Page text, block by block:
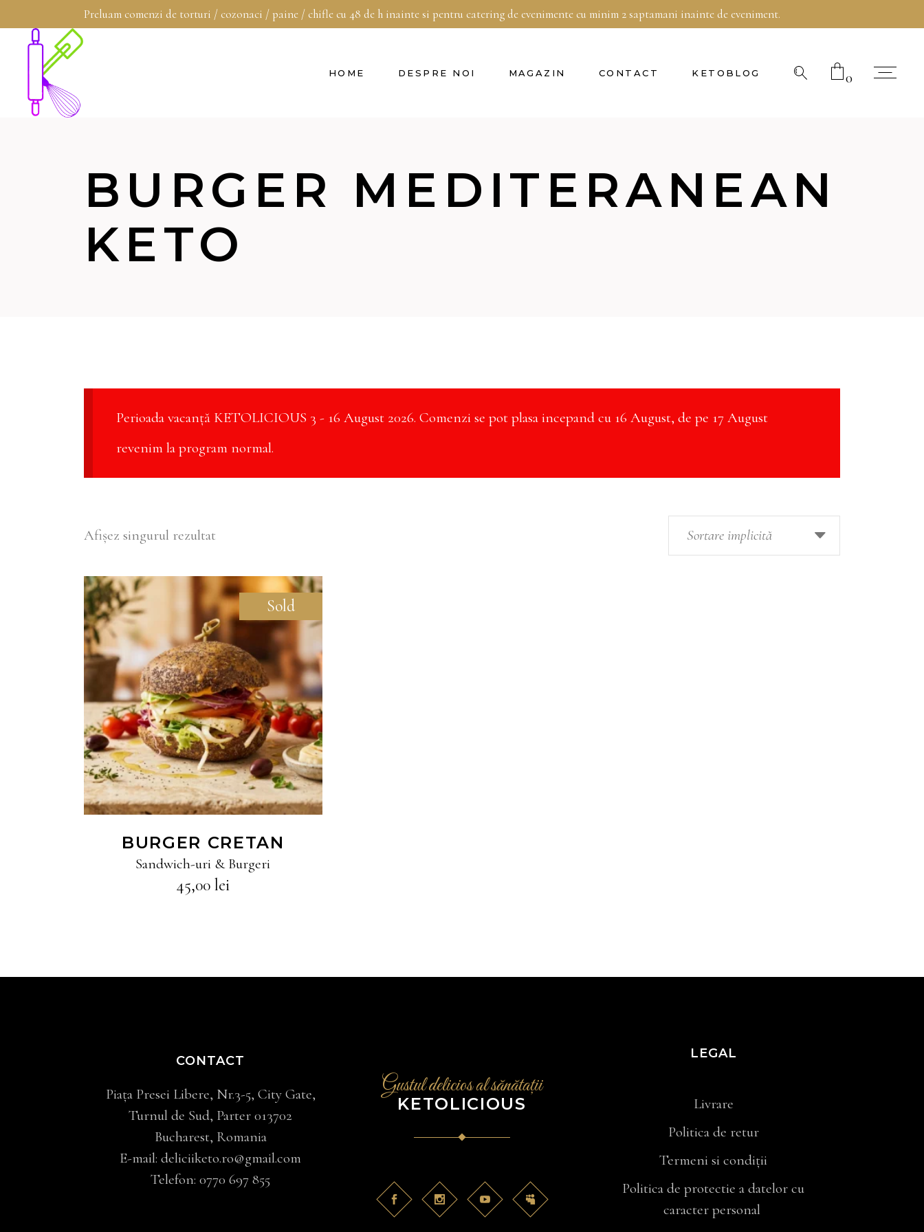
Preluam comenzi de torturi / cozonaci / paine / chifle cu 48 de h inainte si pentru catering de evenimente cu minim 2 saptamani inainte de eveniment.
HOME DESPRE NOI MAGAZIN CONTACT KETOBLOG 0
BURGER MEDITERANEAN
KETO
Perioada vacanță KETOLICIOUS 3 - 16 August 2026. Comenzi se pot plasa incepand cu 16 August, de pe 17 August
revenim la program normal.
Afișez singurul rezultat Sortare implicită
Sold
CITEȘTE MAI MULT
BURGER CRETAN
Sandwich-uri & Burgeri
45,00 lei
CONTACT
Piața Presei Libere, Nr.3-5, City Gate,
Turnul de Sud, Parter 013702
Bucharest, Romania
E-mail:deliciiketo.ro@gmail.com
Telefon:0770 697 855
Gustul delicios al sănătații
KETOLICIOUS
LEGAL
Livrare
Politica de retur
Termeni si condiții
Politica de protectie a datelor cu
caracter personal